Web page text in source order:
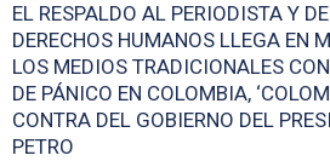
EL RESPALDO AL PERIODISTA Y
DERECHOS HUMANOS LLEGA EN
LOS MEDIOS TRADICIONALES
DE PÁNICO EN COLOMBIA,
CONTRA DEL GOBIERNO DEL
PETRO